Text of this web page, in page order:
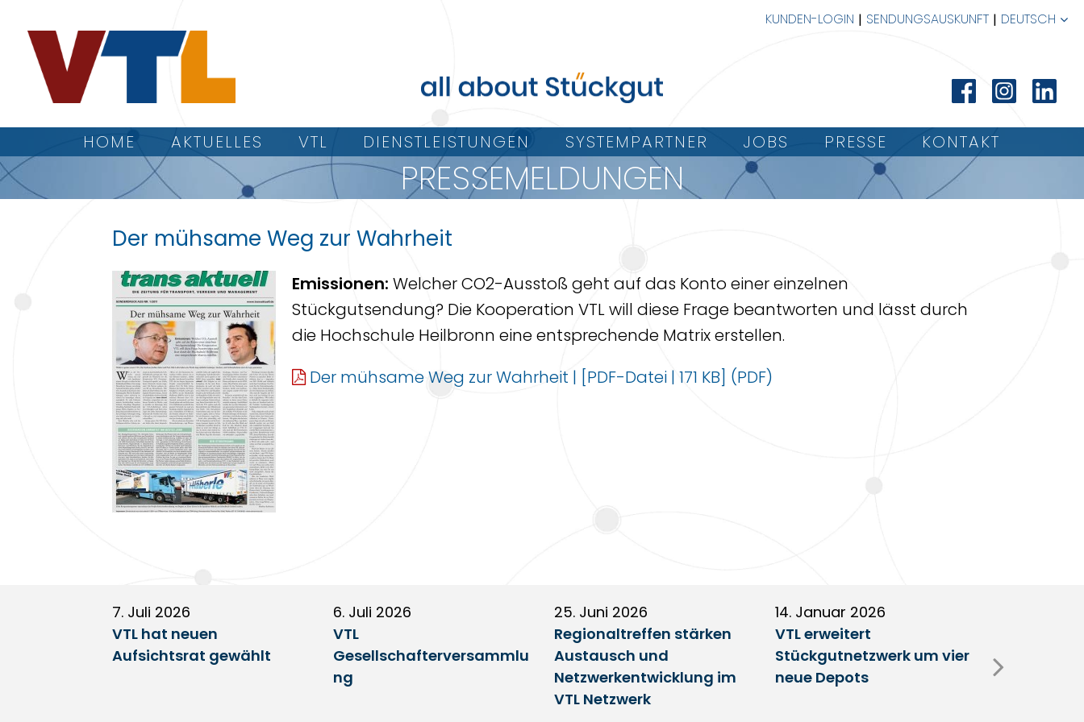
KUNDEN-LOGIN SENDUNGSAUSKUNFT DEUTSCH
HOME AKTUELLES VTL DIENSTLEISTUNGEN SYSTEMPARTNER JOBS PRESSE KONTAKT
PRESSEMELDUNGEN
Der mühsame Weg zur Wahrheit
Emissionen: Welcher CO2-Ausstoß geht auf das Konto einer einzelnen
Stückgutsendung? Die Kooperation VTL will diese Frage beantworten und lässt durch
die Hochschule Heilbronn eine entsprechende Matrix erstellen.
Der mühsame Weg zur Wahrheit | [PDF-Datei | 171 KB]
7. Juli 2026
VTL hat neuen
Aufsichtsrat gewählt
6. Juli 2026
VTL
Gesellschafterversammlu
ng
25. Juni 2026
Regionaltreffen stärken
Austausch und
Netzwerkentwicklung im
VTL Netzwerk
14. Januar 2026
VTL erweitert
Stückgutnetzwerk um vier
neue Depots
Austausch